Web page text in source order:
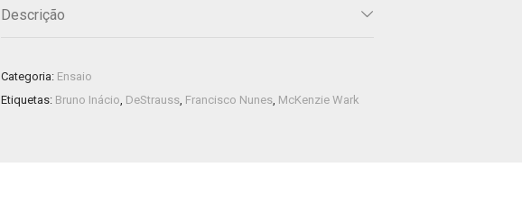
Descrição
Categoria: Ensaio
Etiquetas: Bruno Inácio, DeStrauss, Francisco Nunes, McKenzie Wark